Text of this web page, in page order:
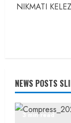
NIKMATI
NEWS POSTS
3 min read